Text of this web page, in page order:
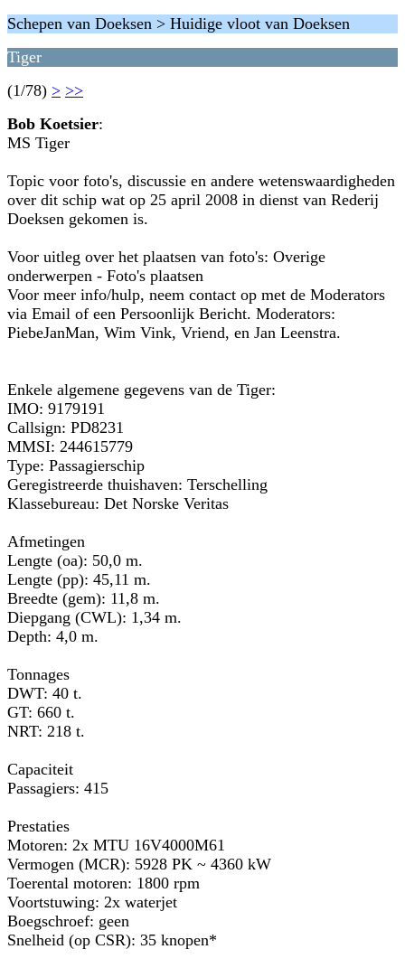
Schepen van Doeksen > Huidige vloot van Doeksen
Tiger
(1/78) > >>
Bob Koetsier:
MS Tiger
Topic voor foto's, discussie en andere wetenswaardigheden
over dit schip wat op 25 april 2008 in dienst van Rederij
Doeksen gekomen is.
Voor uitleg over het plaatsen van foto's: Overige
onderwerpen - Foto's plaatsen
Voor meer info/hulp, neem contact op met de Moderators
via Email of een Persoonlijk Bericht. Moderators:
PiebeJanMan, Wim Vink, Vriend, en Jan Leenstra.
Enkele algemene gegevens van de Tiger:
IMO: 9179191
Callsign: PD8231
MMSI: 244615779
Type: Passagierschip
Geregistreerde thuishaven: Terschelling
Klassebureau: Det Norske Veritas
Afmetingen
Lengte (oa): 50,0 m.
Lengte (pp): 45,11 m.
Breedte (gem): 11,8 m.
Diepgang (CWL): 1,34 m.
Depth: 4,0 m.
Tonnages
DWT: 40 t.
GT: 660 t.
NRT: 218 t.
Capaciteit
Passagiers: 415
Prestaties
Motoren: 2x MTU 16V4000M61
Vermogen (MCR): 5928 PK ~ 4360 kW
Toerental motoren: 1800 rpm
Voortstuwing: 2x waterjet
Boegschroef: geen
Snelheid (op CSR): 35 knopen*